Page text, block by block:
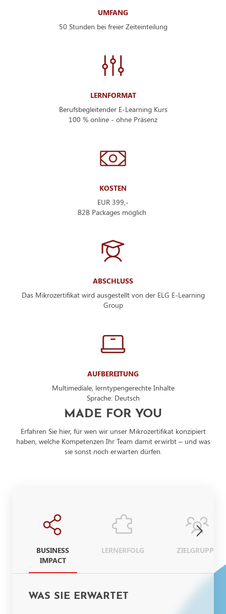
UMFANG
50 Stunden bei freier Zeiteinteilung
LERNFORMAT
Berufsbegleitender E-Learning Kurs
100 % online - ohne Präsenz
KOSTEN
EUR 399,-
B2B Packages möglich
ABSCHLUSS
Das Mikrozertifikat wird ausgestellt von der ELG E-Learning
Group
AUFBEREITUNG
Multimediale, lerntypengerechte Inhalte
Sprache: Deutsch
MADE FOR YOU
Erfahren Sie hier, für wen wir unser Mikrozertifikat konzipiert
haben, welche Kompetenzen Ihr Team damit erwirbt – und was
sie sonst noch erwarten dürfen.
BUSINESS
IMPACT
LERNERFOLG ZIELGRUPPE
WAS SIE ERWARTET